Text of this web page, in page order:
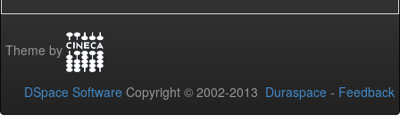
Theme by
DSpace Software Copyright © 2002-2013 Duraspace - Feedback